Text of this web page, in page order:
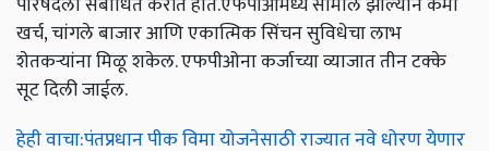
खर्च, चांगले बाजार आणि एकात्मिक सिंचन सुविधेचा लाभ
शेतकऱ्यांना मिळू शकेल. एफपीओना कर्जाच्या व्याजात तीन टक्के
सूट दिली जाईल.
हेही वाचा:पंतप्रधान पीक विमा योजनेसाठी राज्यात नवे धोरण येणार